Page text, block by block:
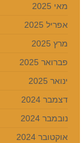
מאי 2025
אפריל 2025
מרץ 2025
פברואר 2025
ינואר 2025
דצמבר 2024
נובמבר 2024
אוקטובר 2024